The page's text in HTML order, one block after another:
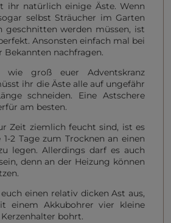
ihr natürlich einige Äste. Wenn
selbst Sträucher im Garten
geschnitten werden müssen, ist
Ansonsten einfach mal bei
Bekannten nachfragen.
wie groß euer Adventskranz
ihr die Äste alle auf ungefähr
schneiden. Eine Astschere
am besten.
Zeit ziemlich feucht sind, ist es
2 Tage zum Trocknen an einen
legen. Allerdings darf es auch
denn an der Heizung können
einen relativ dicken Ast aus,
einem Akkubohrer vier kleine
bohrt.